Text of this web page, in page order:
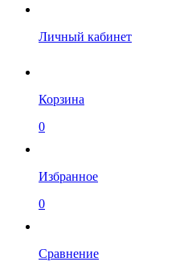
Личный кабинет
Корзина
0
Избранное
0
Сравнение